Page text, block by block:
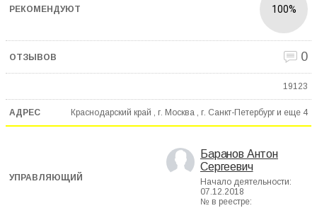
100%
0
19123
Краснодарский край , г. Москва , г. Санкт-Петербург и еще 4
Баранов Антон
Сергеевич
Начало деятельности:
07.12.2018
№ в реестре: